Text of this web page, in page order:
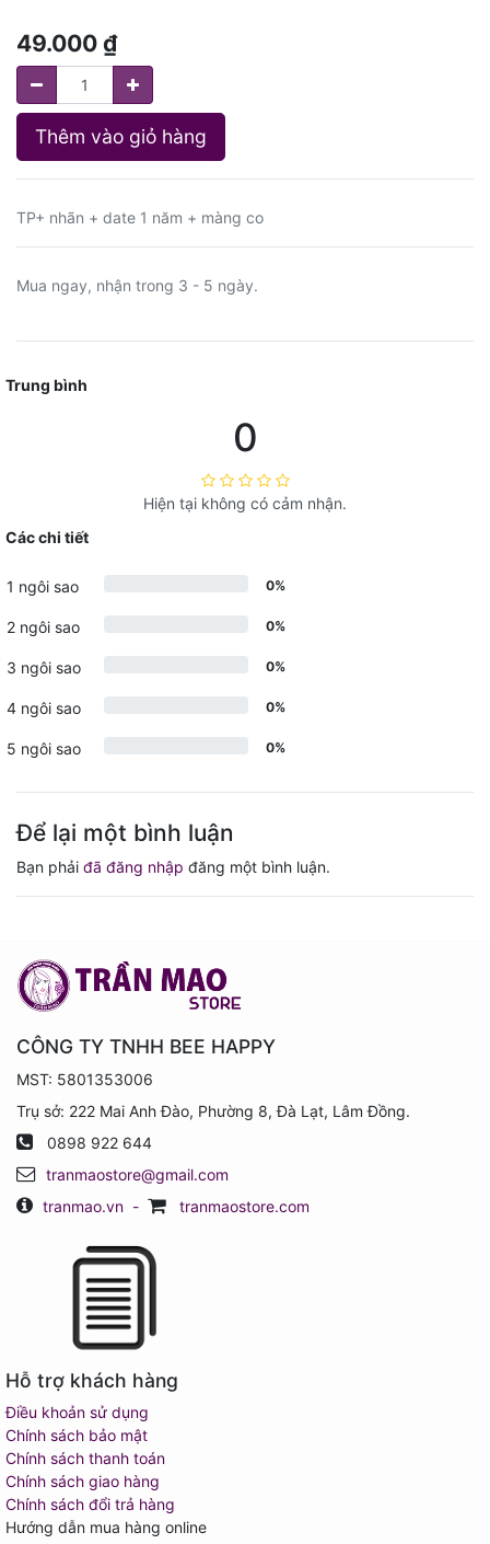
49.000 ₫
Thêm vào giỏ hàng
TP+ nhãn + date 1 năm + màng co
Mua ngay, nhận trong 3 - 5 ngày.
Trung bình
0
Hiện tại không có cảm nhận.
Các chi tiết
1 ngôi sao 0%
2 ngôi sao 0%
3 ngôi sao 0%
4 ngôi sao 0%
5 ngôi sao 0%
Để lại một bình luận
Bạn phải đã đăng nhập đăng một bình luận.
CÔNG TY TNHH BEE HAPPY
MST: 5801353006
Trụ sở: 222 Mai Anh Đào, Phường 8, Đà Lạt, Lâm Đồng.
0898 922 644
tranmaostore@gmail.com
tranmao.vn - tranmaostore.com
Hỗ trợ khách hàng
Điều khoản sử dụng
Chính sách bảo mật
Chính sách thanh toán
Chính sách giao hàng
Chính sách đổi trả hàng
Hướng dẫn mua hàng online